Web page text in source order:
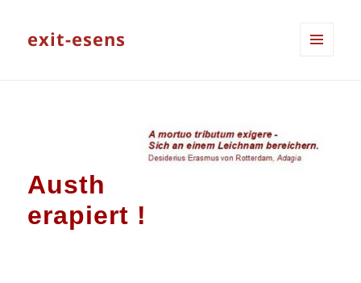
exit-esens
Austh
erapiert !